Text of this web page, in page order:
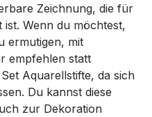
Zeichnung, die für
ist. Wenn du möchtest,
ermutigen, mit
empfehlen statt
Aquarellstifte, da sich
Du kannst diese
zur Dekoration